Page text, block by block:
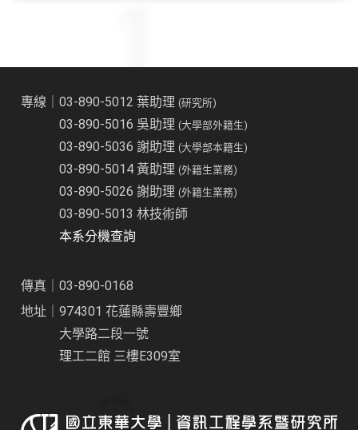
專線｜03-890-5012 葉助理(研究所)
03-890-5016 吳助理(大學部外籍生)
03-890-5036 謝助理(大學部本籍生)
03-890-5014 黃助理(外籍生業務)
03-890-5026 謝助理(外籍生業務)
03-890-5013 林技術師
本系分機查詢
傳真｜03-890-0168
地址｜974301 花蓮縣壽豐鄉
大學路二段一號
理工二館 三樓E309室